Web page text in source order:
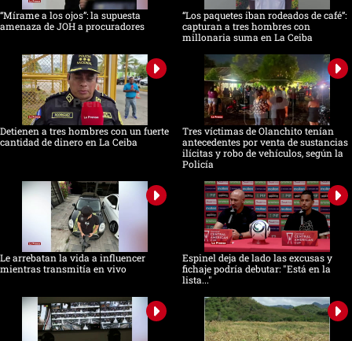
“Mírame a los ojos”: la supuesta
amenaza de JOH a procuradores
“Los paquetes iban rodeados de café”:
capturan a tres hombres con
millonaria suma en La Ceiba
Detienen a tres hombres con un fuerte
cantidad de dinero en La Ceiba
Tres víctimas de Olanchito tenían
antecedentes por venta de sustancias
ilícitas y robo de vehículos, según la
Policía
Le arrebatan la vida a influencer
mientras transmitía en vivo
Espinel deja de lado las excusas y
fichaje podría debutar: "Está en la
lista..."